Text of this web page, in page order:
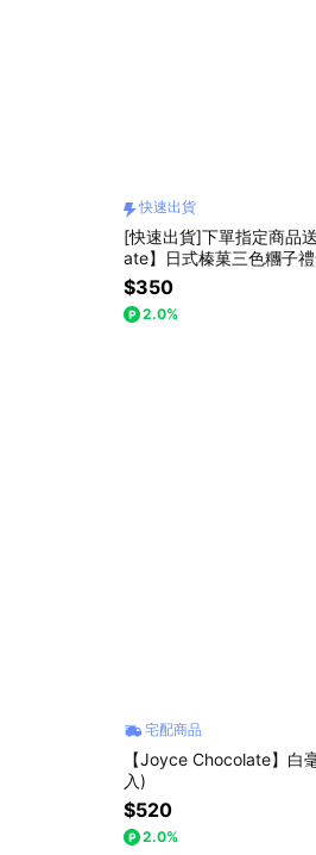
快速出貨
[快速出貨]下單指定商品
ate】日式榛菓三色糰子
$350
2.0%
宅配商品
【Joyce Chocolate】白
入)
$520
2.0%